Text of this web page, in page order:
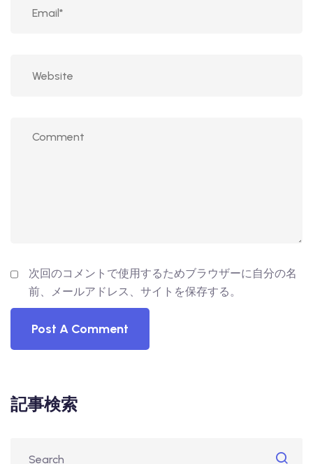
次回のコメントで使用するためブラウザーに自分の名
前、メールアドレス、サイトを保存する。
記事検索